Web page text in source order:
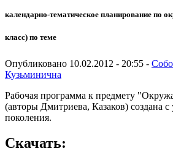
календарно-тематическое планирование по
класс) по теме
Опубликовано 10.02.2012 - 20:55 -
Кузьминична
Рабочая программа к предмету
(авторы Дмитриева, Казаков) создана
поколения.
Скачать: